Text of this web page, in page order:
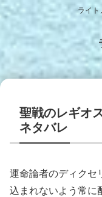
ライト
聖戦のレギオ
ネタバレ
運命論者のディクセ
込まれないよう常に